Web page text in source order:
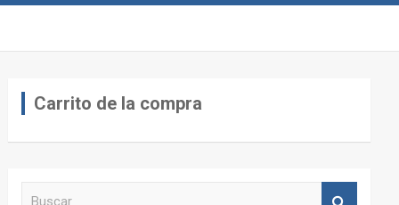
Carrito de la compra